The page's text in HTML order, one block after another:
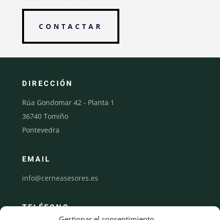
CONTACTAR
DIRECCIÓN
Rúa Gondomar 42 - Planta 1
36740 Tomiño
Pontevedra
EMAIL
info@cerneasesores.es
TELÉFONO